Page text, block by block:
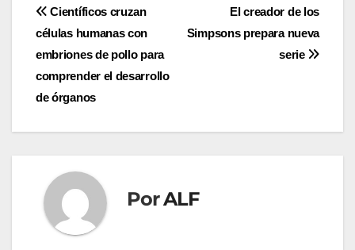
Navegación
de
entradas
El creador de los
Simpsons prepara nueva
serie
Científicos cruzan
células humanas con
embriones de pollo para
comprender el desarrollo
de órganos
PorALF